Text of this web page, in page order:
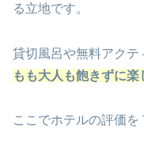
る立地です。
貸切風呂や無料アクテ
もも大人も飽きずに楽
ここでホテルの評価を